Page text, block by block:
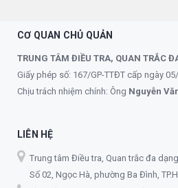
CƠ QUAN CHỦ QUẢN
TRUNG TÂM ĐIỀU TRA, QUAN TRẮC
Giấy phép số: 167/GP-TTĐT cấp ngày
Chịu trách nhiệm chính: Ông Nguyễn
LIÊN HỆ
Trung tâm Điều tra, Quan trắc đa
Số 02, Ngọc Hà, phường Ba Đình,